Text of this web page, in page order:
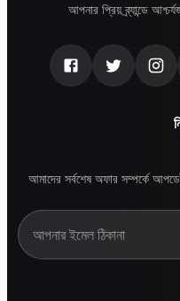
আপনার প্রিয় ব্র্যান্ডে
আমাদের সর্বশেষ অফার সম্পর্কে